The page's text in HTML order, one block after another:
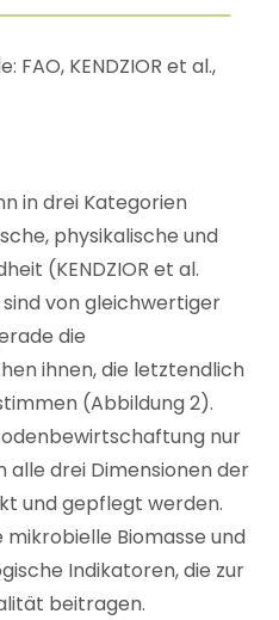
FAO, KENDZIOR et al.,
in drei Kategorien
physikalische und
(KENDZIOR et al.
von gleichwertiger
die
ihnen, die letztendlich
(Abbildung 2).
nur
alle drei Dimensionen der
und gepflegt werden.
mikrobielle Biomasse und
Indikatoren, die zur
beitragen.